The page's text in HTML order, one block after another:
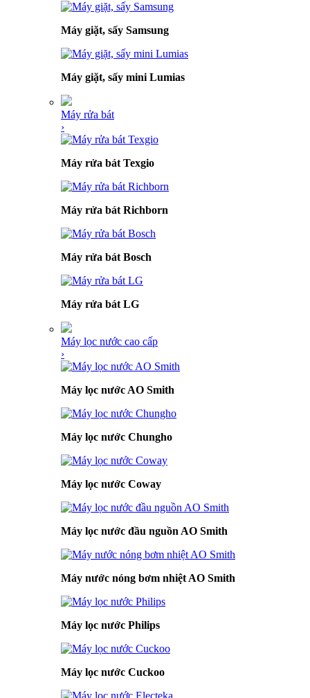
Máy giặt, sấy Samsung
Máy giặt, sấy mini Lumias
Máy rửa bát
›
Máy rửa bát Texgio
Máy rửa bát Richborn
Máy rửa bát Bosch
Máy rửa bát LG
Máy lọc nước cao cấp
›
Máy lọc nước AO Smith
Máy lọc nước Chungho
Máy lọc nước Coway
Máy lọc nước đầu nguồn AO Smith
Máy nước nóng bơm nhiệt AO Smith
Máy lọc nước Philips
Máy lọc nước Cuckoo